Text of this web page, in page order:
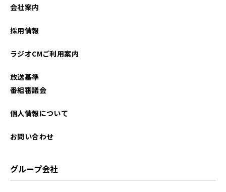
会社案内
採用情報
ラジオCMご利用案内
放送基準
番組審議会
個人情報について
お問い合わせ
グループ会社